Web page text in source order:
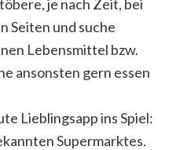
je nach Zeit, bei
Seiten und suche
Lebensmittel bzw.
ansonsten gern essen
Lieblingsapp ins Spiel:
Supermarktes.